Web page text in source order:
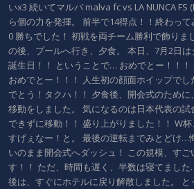
いx3 続いてマルバ malva fc vs LA NUNCA FS
ら個の力を発揮。 前半で14得点！！終わって
0 勝ちでした！ 初戦を両チーム勝利で飾りま
の後、プールへ行き、夕食。 本日、7月2日
誕生日！！ ということで… おめでとー！！！
おめでとー！！！ 人生初の顔面ホイップでし
でとう！タクハ！！ 夕食後、開会式のために
移動をしました。 気になるのは日本代表の
できずに移動！！ 盛り上がりました！！ W
すげぇなー！と。 最後の逆転までみとどけ…
いのまま開会式へダッシュ！ この規模、すご
す！！ ただ、時間も遅く、半数は寝てまし
後は、すぐにホテルに戻り解散しました。 と